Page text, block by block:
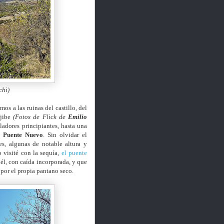
a las ruinas del castillo, del
(Fotos de Flick de Emilio
principiantes, hasta una
Puente Nuevo. Sin olvidar el
algunas de notable altura y
visité con la sequía, el puente
con caída incorporada, y que
el propia pantano seco.